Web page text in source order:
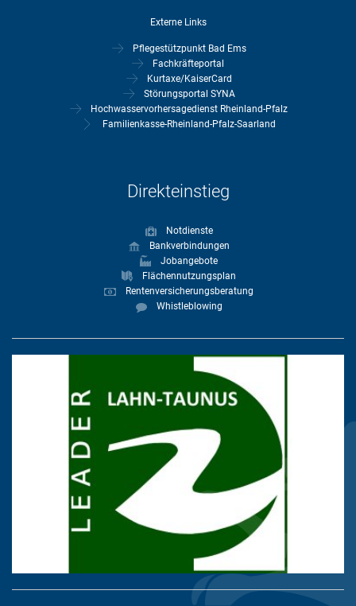
Externe Links
Pflegestützpunkt Bad Ems
Fachkräfteportal
Kurtaxe/KaiserCard
Störungsportal SYNA
Hochwasservorhersagedienst Rheinland-Pfalz
Familienkasse-Rheinland-Pfalz-Saarland
Direkteinstieg
Notdienste
Bankverbindungen
Jobangebote
Flächennutzungsplan
Rentenversicherungsberatung
Whistleblowing